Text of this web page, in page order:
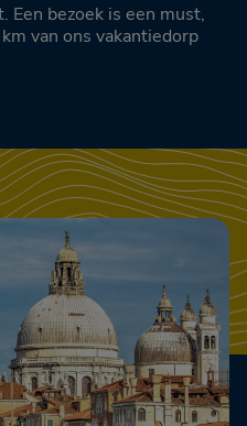
bezoek is een must,
van ons vakantiedorp